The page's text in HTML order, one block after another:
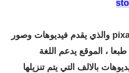
الموقع الثاني وهو pixabay والذي يقدم فيديوهات وصور
، الموقع يدعم اللغة
بالالف التي يتم تنزيلها